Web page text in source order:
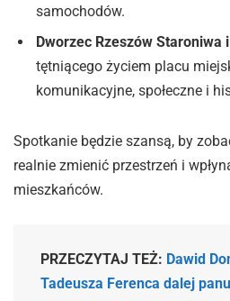
samochodów.
Dworzec Rzeszów Staroniwa
tętniącego życiem placu
komunikacyjne, społeczne i
Spotkanie będzie szansą, by
realnie zmienić przestrzeń i
mieszkańców.
PRZECZYTAJ TEŻ: Dawid
Tadeusza Ferenca dalej